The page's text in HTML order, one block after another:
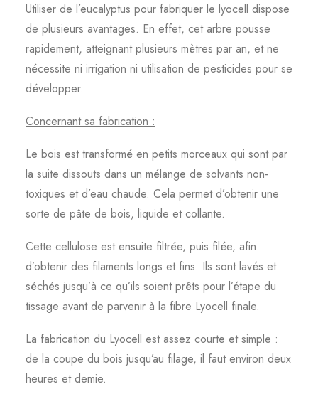
Utiliser de l’eucalyptus pour fabriquer le lyocell dispose
de plusieurs avantages. En effet, cet arbre pousse
rapidement, atteignant plusieurs mètres par an, et ne
nécessite ni irrigation ni utilisation de pesticides pour se
développer.
Concernant sa fabrication :
Le bois est transformé en petits morceaux qui sont par
la suite dissouts dans un mélange de solvants non-
toxiques et d’eau chaude. Cela permet d’obtenir une
sorte de pâte de bois, liquide et collante.
Cette cellulose est ensuite filtrée, puis filée, afin
d’obtenir des filaments longs et fins. Ils sont lavés et
séchés jusqu’à ce qu’ils soient prêts pour l’étape du
tissage avant de parvenir à la fibre Lyocell finale.
La fabrication du Lyocell est assez courte et simple :
de la coupe du bois jusqu’au filage, il faut environ deux
heures et demie.